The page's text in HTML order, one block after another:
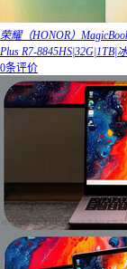
荣耀（HONOR）
Plus R7-8845HS|32G|1TB|
0条评价